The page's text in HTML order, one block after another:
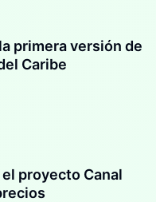
primera versión de
Caribe
proyecto Canal